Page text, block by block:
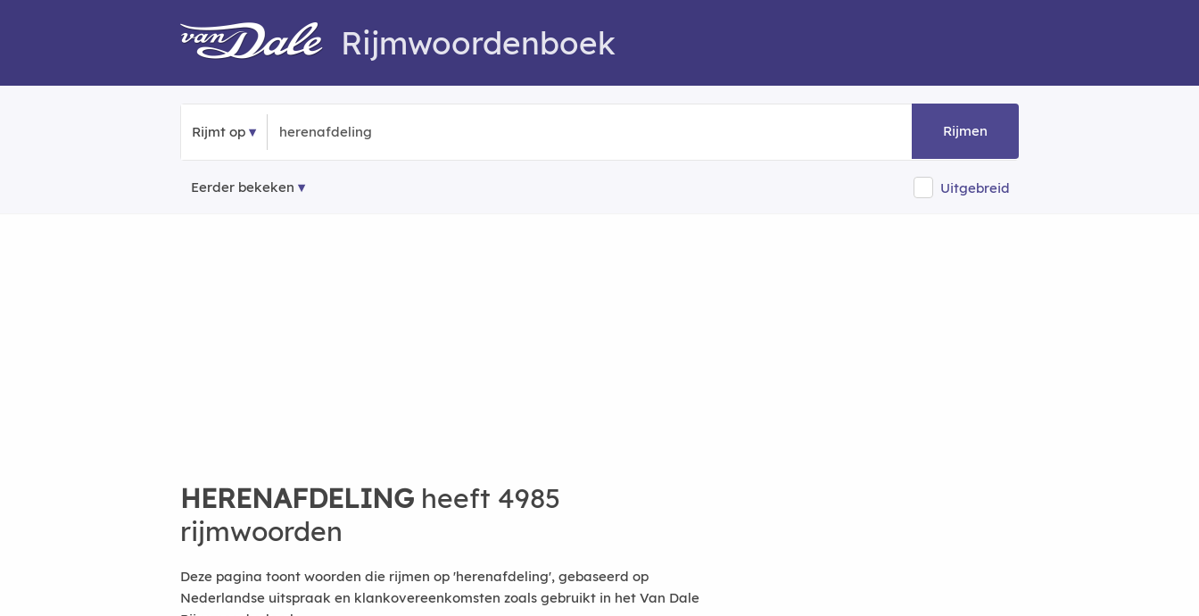
Rijmwoordenboek
Rijmt op Rijmen
Eerder bekeken Uitgebreid
HERENAFDELING heeft 4985
rijmwoorden
Deze pagina toont woorden die rijmen op 'herenafdeling', gebaseerd op
Nederlandse uitspraak en klankovereenkomsten zoals gebruikt in het Van Dale